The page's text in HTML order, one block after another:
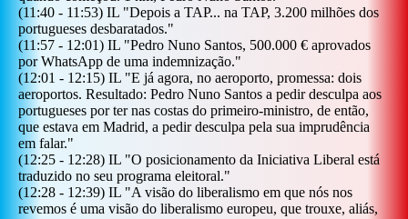
(11:40 - 11:53) IL "Depois a TAP... na TAP, 3.200 milhões dos
portugueses desbaratados."
(11:57 - 12:01) IL "Pedro Nuno Santos, 500.000 € aprovados
por WhatsApp de uma indemnização."
(12:01 - 12:15) IL "E já agora, no aeroporto, promessa: dois
aeroportos. Resultado: Pedro Nuno Santos a pedir desculpa aos
portugueses por ter nas costas do primeiro-ministro, de então,
que estava em Madrid, a pedir desculpa pela sua imprudência
em falar."
(12:25 - 12:28) IL "O posicionamento da Iniciativa Liberal está
traduzido no seu programa eleitoral."
(12:28 - 12:39) IL "A visão do liberalismo em que nós nos
revemos é uma visão do liberalismo europeu, que trouxe, aliás,